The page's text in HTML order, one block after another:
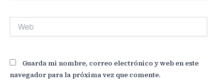
Web
Guarda mi nombre, correo electrónico y web en este
navegador para la próxima vez que comente.